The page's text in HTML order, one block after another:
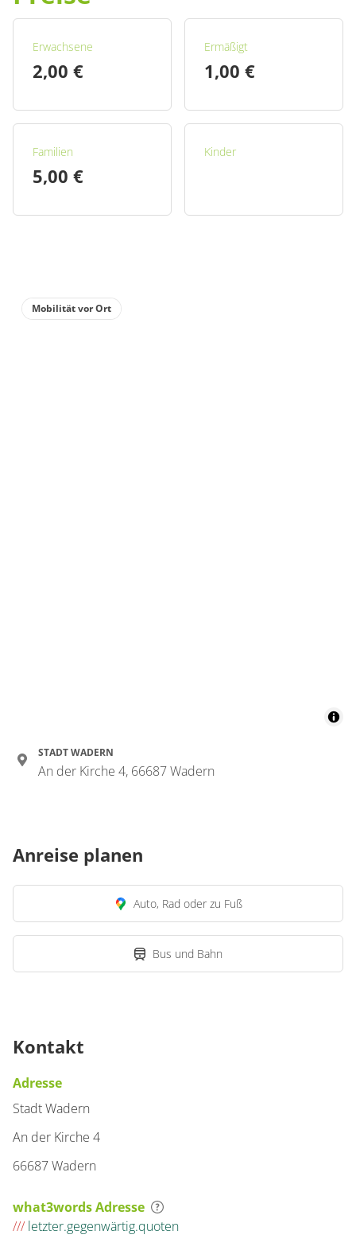
Erwachsene
2,00 €
Ermäßigt
1,00 €
Familien
5,00 €
Kinder
Mobilität vor Ort
STADT WADERN
An der Kirche 4, 66687 Wadern
Anreise planen
Auto, Rad oder zu Fuß
Bus und Bahn
Kontakt
Adresse
Stadt Wadern
An der Kirche 4
66687 Wadern
what3words Adresse
/// letzter.gegenwärtig.quoten